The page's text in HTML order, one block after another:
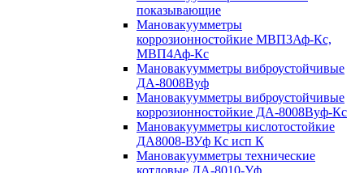
показывающие
Мановакуумметры
коррозионностойкие МВП3Аф-Кс,
МВП4Аф-Кс
Мановакуумметры виброустойчивые
ДА-8008Вуф
Мановакуумметры виброустойчивые
коррозионностойкие ДА-8008Вуф-Кс
Мановакуумметры кислотостойкие
ДА8008-ВУф Кс исп К
Мановакуумметры технические
котловые ДА-8010-Уф